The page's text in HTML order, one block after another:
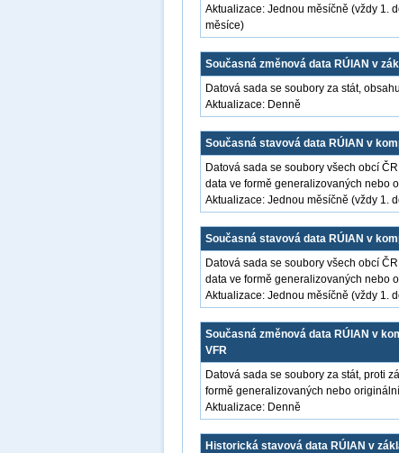
Aktualizace: Jednou měsíčně (vždy 1.
měsíce)
Současná změnová data RÚIAN v
Datová sada se soubory za stát,
Aktualizace: Denně
Současná stavová data RÚIAN v
Datová sada se soubory všech obcí
data ve formě generalizovaných nebo
Aktualizace: Jednou měsíčně (vždy 1.
Současná stavová data RÚIAN v
Datová sada se soubory všech obcí
data ve formě generalizovaných nebo
Aktualizace: Jednou měsíčně (vždy 1.
Současná změnová data RÚIAN v
VFR
Datová sada se soubory za stát, proti
formě generalizovaných nebo
Aktualizace: Denně
Historická stavová data RÚIAN v